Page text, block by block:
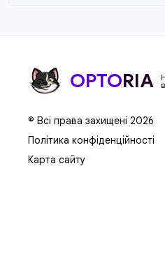
OPTORIA
© Всі права захищені 2026
Політика конфіденційності
Карта сайту